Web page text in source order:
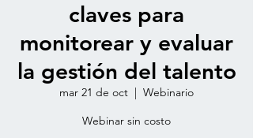
claves para
monitorear y evaluar
la gestión del talento
mar 21 de oct
  |
Webinario
Webinar sin costo